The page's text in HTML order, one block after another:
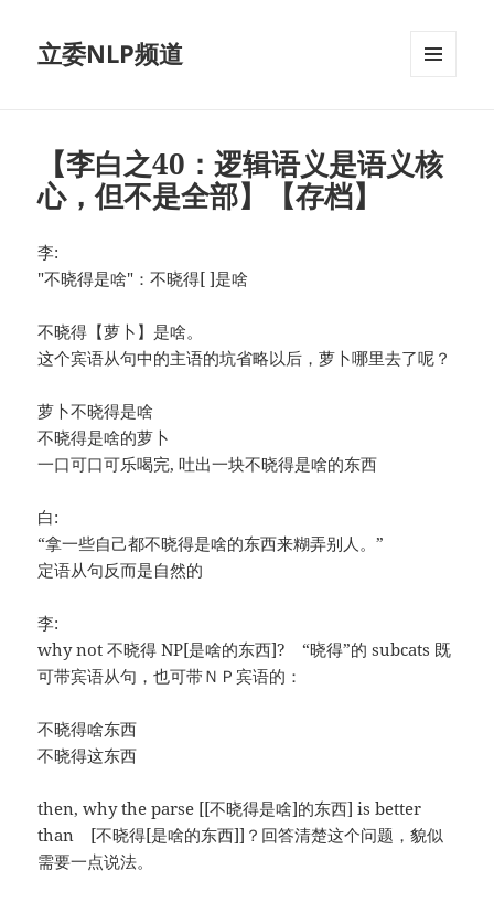
立委NLP频道
【李白之40：逻辑语义是语义核
心，但不是全部】【存档】
李:
"不晓得是啥"：不晓得[ ]是啥
不晓得【萝卜】是啥。
这个宾语从句中的主语的坑省略以后，萝卜哪里去了呢？
萝卜不晓得是啥
不晓得是啥的萝卜
一口可口可乐喝完, 吐出一块不晓得是啥的东西
白:
“拿一些自己都不晓得是啥的东西来糊弄别人。”
定语从句反而是自然的
李:
why not 不晓得 NP[是啥的东西]? “晓得”的 subcats 既
可带宾语从句，也可带ＮＰ宾语的：
不晓得啥东西
不晓得这东西
then, why the parse [[不晓得是啥]的东西] is better
than [不晓得[是啥的东西]]？回答清楚这个问题，貌似
需要一点说法。